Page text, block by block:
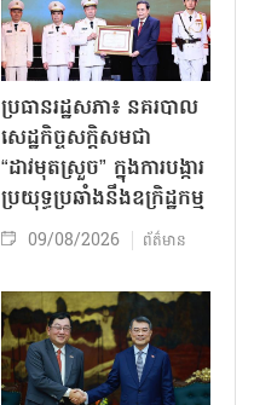
ប្រធានរដ្ឋសភា៖ នគរបាល
សេដ្ឋកិច្ចសក្តិសមជា
“ដាវមុតស្រួច” ក្នុងការបង្ការ
ប្រយុទ្ធប្រឆាំងនឹងឧក្រិដ្ឋកម្ម
09/08/2026 ព័ត៌មាន